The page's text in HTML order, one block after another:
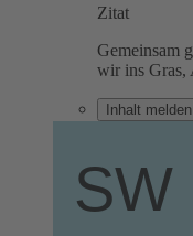
Zitat
Gemeinsam
wir ins Gras,
Inhalt melden